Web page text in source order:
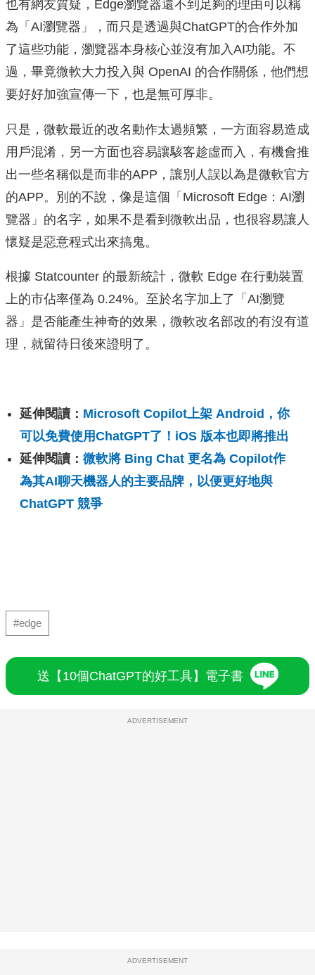
也有網友質疑，Edge瀏覽器還不到足夠的理由可以稱
為「AI瀏覽器」，而只是透過與ChatGPT的合作外加
了這些功能，瀏覽器本身核心並沒有加入AI功能。不
過，畢竟微軟大力投入與 OpenAI 的合作關係，他們想
要好好加強宣傳一下，也是無可厚非。
只是，微軟最近的改名動作太過頻繁，一方面容易造成
用戶混淆，另一方面也容易讓駭客趁虛而入，有機會推
出一些名稱似是而非的APP，讓別人誤以為是微軟官方
的APP。別的不說，像是這個「Microsoft Edge：AI瀏
覽器」的名字，如果不是看到微軟出品，也很容易讓人
懷疑是惡意程式出來搞鬼。
根據 Statcounter 的最新統計，微軟 Edge 在行動裝置
上的市佔率僅為 0.24%。至於名字加上了「AI瀏覽
器」是否能產生神奇的效果，微軟改名部改的有沒有道
理，就留待日後來證明了。
延伸閱讀： Microsoft Copilot上架 Android，你
可以免費使用ChatGPT了！iOS 版本也即將推出
延伸閱讀： 微軟將 Bing Chat 更名為 Copilot作
為其AI聊天機器人的主要品牌，以便更好地與
ChatGPT 競爭
#edge
送【10個ChatGPT的好工具】電子書
ADVERTISEMENT
ADVERTISEMENT